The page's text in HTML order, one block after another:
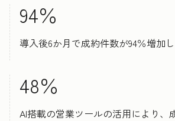
94％
導入後6か月で成約件数が94％増加
48％
AI搭載の営業ツールの活用により、